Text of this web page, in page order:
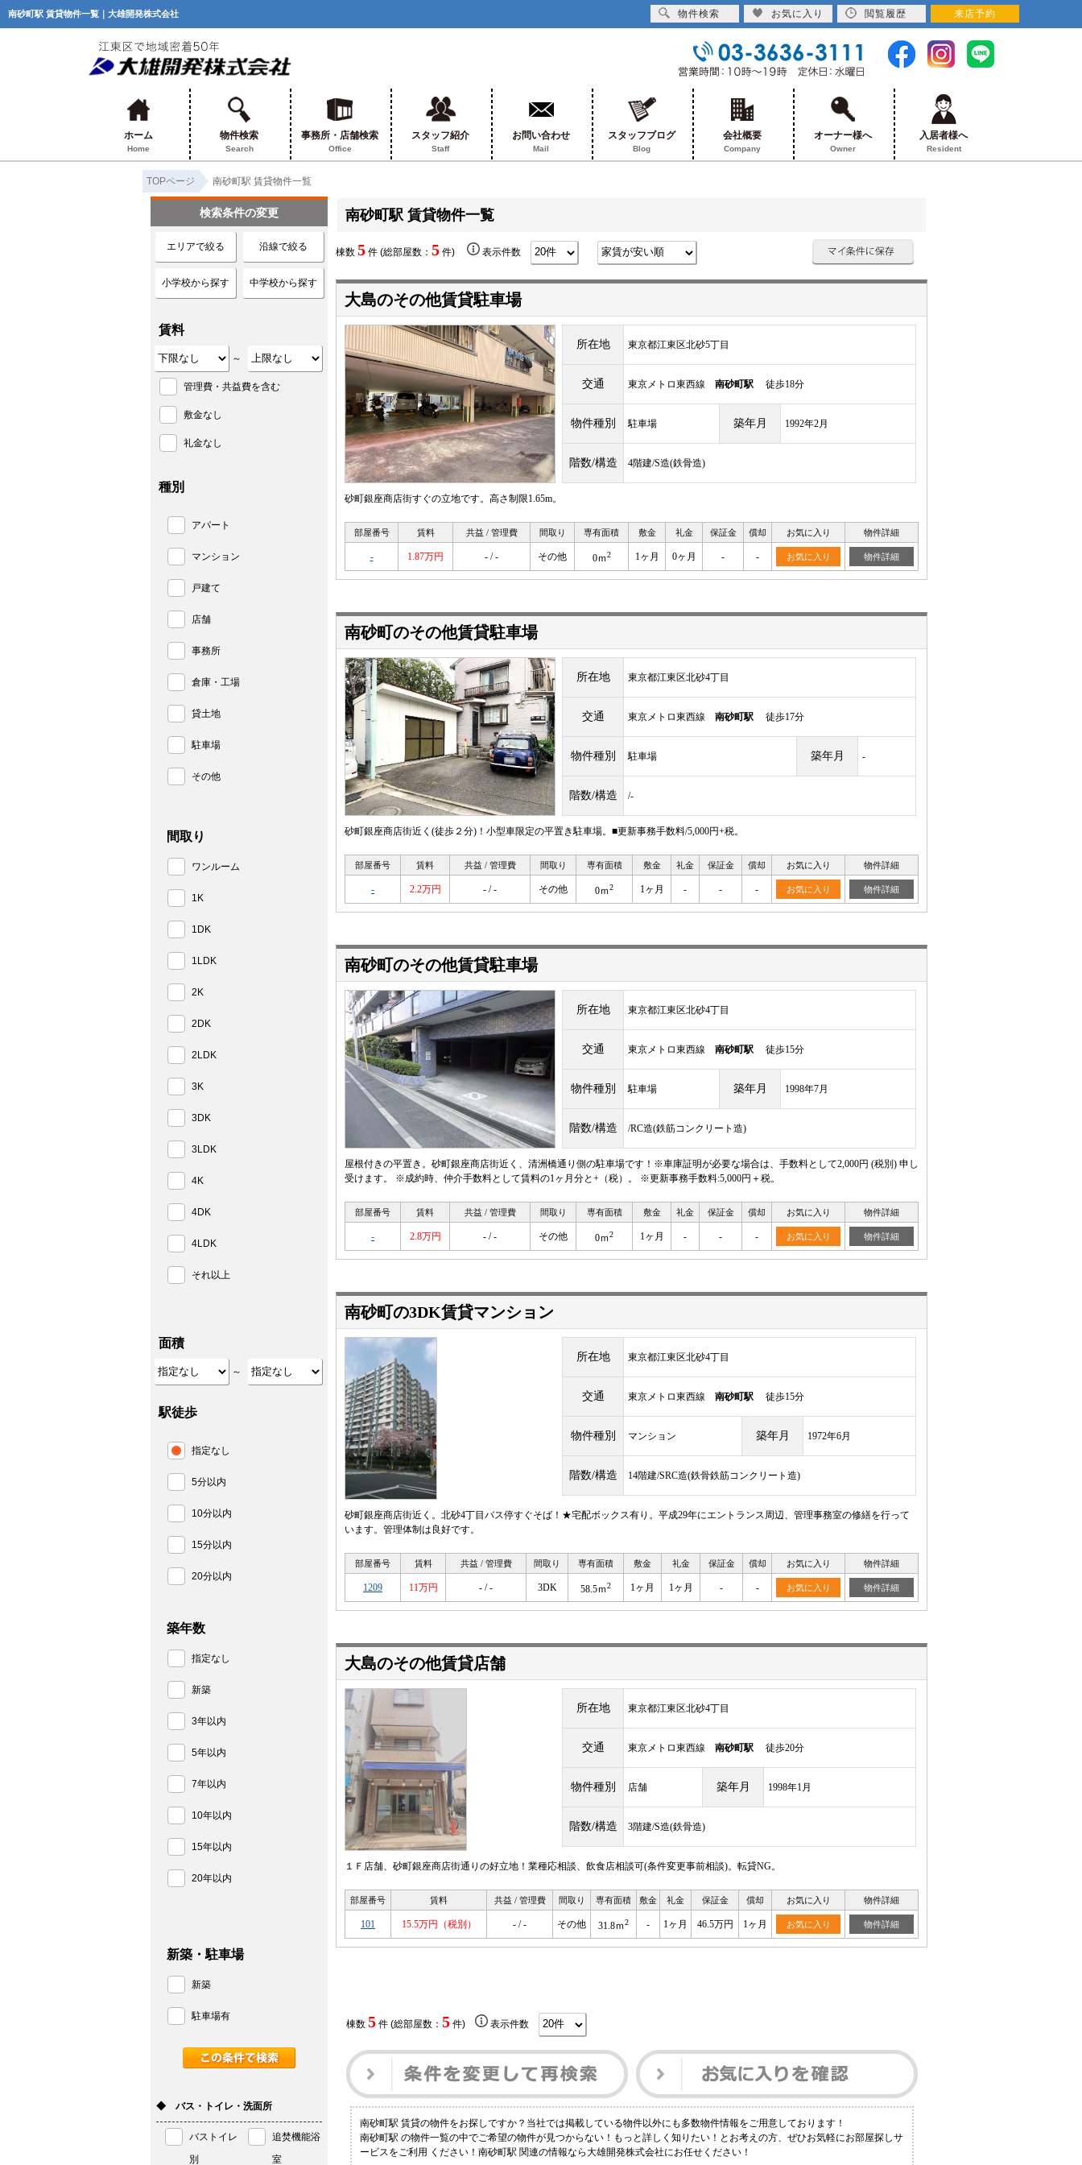
南砂町駅 賃貸物件一覧｜大雄開発株式会社
ホーム
Home
物件検索
Search
事務所・店舗検索
Office
スタッフ紹介
Staff
お問い合わせ
Mail
スタッフブログ
Blog
会社概要
Company
オーナー様へ
Owner
入居者様へ
Resident
TOPページ 南砂町駅 賃貸物件一覧
南砂町駅 賃貸物件一覧
棟数 5 件 (総部屋数： 5 件) 表示件数
大島のその他賃貸駐車場
所在地 東京都江東区北砂5丁目
交通 東京メトロ東西線 南砂町駅 徒歩18分
物件種別 駐車場 築年月 1992年2月
階数/構造 4階建/S造(鉄骨造)
砂町銀座商店街すぐの立地です。高さ制限1.65m。
部屋番号 賃料 共益 / 管理費 間取り 専有面積 敷金 礼金 保証金 償却 お気に入り 物件詳細
- 1.87万円 - / - その他 0ｍ2 1ヶ月 0ヶ月 - - お気に入り 物件詳細
南砂町のその他賃貸駐車場
所在地 東京都江東区北砂4丁目
交通 東京メトロ東西線 南砂町駅 徒歩17分
物件種別 駐車場 築年月 -
階数/構造 /-
砂町銀座商店街近く(徒歩２分)！小型車限定の平置き駐車場。■更新事務手数料/5,000円+税。
部屋番号 賃料 共益 / 管理費 間取り 専有面積 敷金 礼金 保証金 償却 お気に入り 物件詳細
- 2.2万円 - / - その他 0ｍ2 1ヶ月 - - - お気に入り 物件詳細
南砂町のその他賃貸駐車場
所在地 東京都江東区北砂4丁目
交通 東京メトロ東西線 南砂町駅 徒歩15分
物件種別 駐車場 築年月 1998年7月
階数/構造 /RC造(鉄筋コンクリート造)
屋根付きの平置き。砂町銀座商店街近く、清洲橋通り側の駐車場です！※車庫証明が必要な場合は、手数料として2,000円 (税別) 申し
受けます。 ※成約時、仲介手数料として賃料の1ヶ月分と+（税）。 ※更新事務手数料:5,000円＋税。
部屋番号 賃料 共益 / 管理費 間取り 専有面積 敷金 礼金 保証金 償却 お気に入り 物件詳細
- 2.8万円 - / - その他 0ｍ2 1ヶ月 - - - お気に入り 物件詳細
南砂町の3DK賃貸マンション
所在地 東京都江東区北砂4丁目
交通 東京メトロ東西線 南砂町駅 徒歩15分
物件種別 マンション 築年月 1972年6月
階数/構造 14階建/SRC造(鉄骨鉄筋コンクリート造)
砂町銀座商店街近く。北砂4丁目バス停すぐそば！★宅配ボックス有り。平成29年にエントランス周辺、管理事務室の修繕を行って
います。管理体制は良好です。
部屋番号 賃料 共益 / 管理費 間取り 専有面積 敷金 礼金 保証金 償却 お気に入り 物件詳細
1209 11万円 - / - 3DK 58.5ｍ2 1ヶ月 1ヶ月 - - お気に入り 物件詳細
大島のその他賃貸店舗
所在地 東京都江東区北砂4丁目
交通 東京メトロ東西線 南砂町駅 徒歩20分
物件種別 店舗 築年月 1998年1月
階数/構造 3階建/S造(鉄骨造)
１Ｆ店舗、砂町銀座商店街通りの好立地！業種応相談、飲食店相談可(条件変更事前相談)。転貸NG。
部屋番号 賃料 共益 / 管理費 間取り 専有面積 敷金 礼金 保証金 償却 お気に入り 物件詳細
101 15.5万円（税別） - / - その他 31.8ｍ2 - 1ヶ月 46.5万円 1ヶ月 お気に入り 物件詳細
棟数 5件 (総部屋数： 5件) 表示件数
南砂町駅 賃貸の物件をお探しですか？当社では掲載している物件以外にも多数物件情報をご用意しております！
南砂町駅 の物件一覧の中でご希望の物件が見つからない！もっと詳しく知りたい！とお考えの方、ぜひお気軽にお部屋探しサ
ービスをご利用 ください！南砂町駅 関連の情報なら大雄開発株式会社にお任せください！
検索条件の変更
エリアで絞る 沿線で絞る
小学校から探す 中学校から探す
賃料
～
管理費・共益費を含む
敷金なし
礼金なし
種別
アパート
マンション
戸建て
店舗
事務所
倉庫・工場
貸土地
駐車場
その他
間取り
ワンルーム
1K
1DK
1LDK
2K
2DK
2LDK
3K
3DK
3LDK
4K
4DK
4LDK
それ以上
面積
～
駅徒歩
指定なし
5分以内
10分以内
15分以内
20分以内
築年数
指定なし
新築
3年以内
5年以内
7年以内
10年以内
15年以内
20年以内
新築・駐車場
新築
駐車場有
◆ バス・トイレ・洗面所
バストイレ
別
追焚機能浴
室
物件検索 お気に入り 閲覧履歴 来店予約